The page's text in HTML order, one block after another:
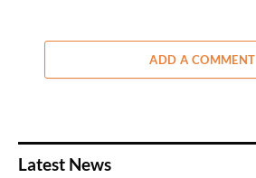
ADD A COMMENT
Latest News